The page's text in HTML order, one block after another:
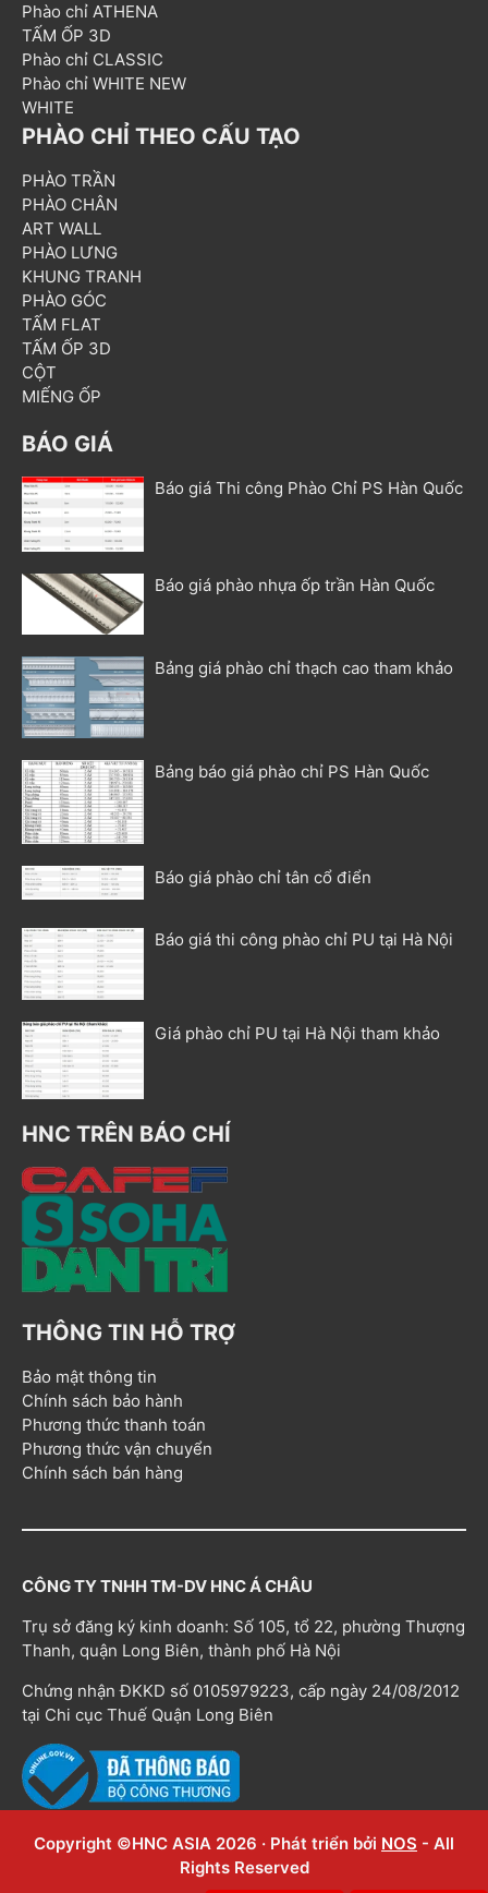
Phào chỉ ATHENA
TẤM ỐP 3D
Phào chỉ CLASSIC
Phào chỉ WHITE NEW
WHITE
PHÀO CHỈ THEO CẤU TẠO
PHÀO TRẦN
PHÀO CHÂN
ART WALL
PHÀO LƯNG
KHUNG TRANH
PHÀO GÓC
TẤM FLAT
TẤM ỐP 3D
CỘT
MIẾNG ỐP
BÁO GIÁ
Báo giá Thi công Phào Chỉ PS Hàn Quốc
Báo giá phào nhựa ốp trần Hàn Quốc
Bảng giá phào chỉ thạch cao tham khảo
Bảng báo giá phào chỉ PS Hàn Quốc
Báo giá phào chỉ tân cổ điển
Báo giá thi công phào chỉ PU tại Hà Nội
Giá phào chỉ PU tại Hà Nội tham khảo
HNC TRÊN BÁO CHÍ
THÔNG TIN HỖ TRỢ
Bảo mật thông tin
Chính sách bảo hành
Phương thức thanh toán
Phương thức vận chuyển
Chính sách bán hàng
CÔNG TY TNHH TM-DV HNC Á CHÂU
Trụ sở đăng ký kinh doanh: Số 105, tổ 22, phường Thượng
Thanh, quận Long Biên, thành phố Hà Nội
Chứng nhận ĐKKD số 0105979223, cấp ngày 24/08/2012
tại Chi cục Thuế Quận Long Biên
Copyright ©HNC ASIA 2026 · Phát triển bởi NOS - All
Rights Reserved